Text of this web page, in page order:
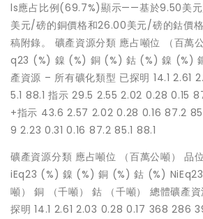
ls應占比例(69.7%)顯示——基於9.50美
美元/磅的銅價格和26.00美元/磅的鈷價
稿附錄。 礦產資源分類 應占噸位 （百萬
q23 (%) 鎳 (%) 銅 (%) 鈷 (%) 鎳 (%)
產資源 – 所有礦化類型 已探明 14.1 2.61
5.1 88.1 指示 29.5 2.55 2.02 0.28 0.15
+指示 43.6 2.57 2.02 0.28 0.16 87.2
9 2.23 0.31 0.16 87.2 85.1 88.1
礦產資源分類 應占噸位 （百萬公噸） 品
iEq23 (%) 鎳 (%) 銅 (%) 鈷 (%)
噸） 銅 （千噸） 鈷 （千噸） 總體礦產
探明 14.1 2.61 2.03 0.28 0.17 368 286